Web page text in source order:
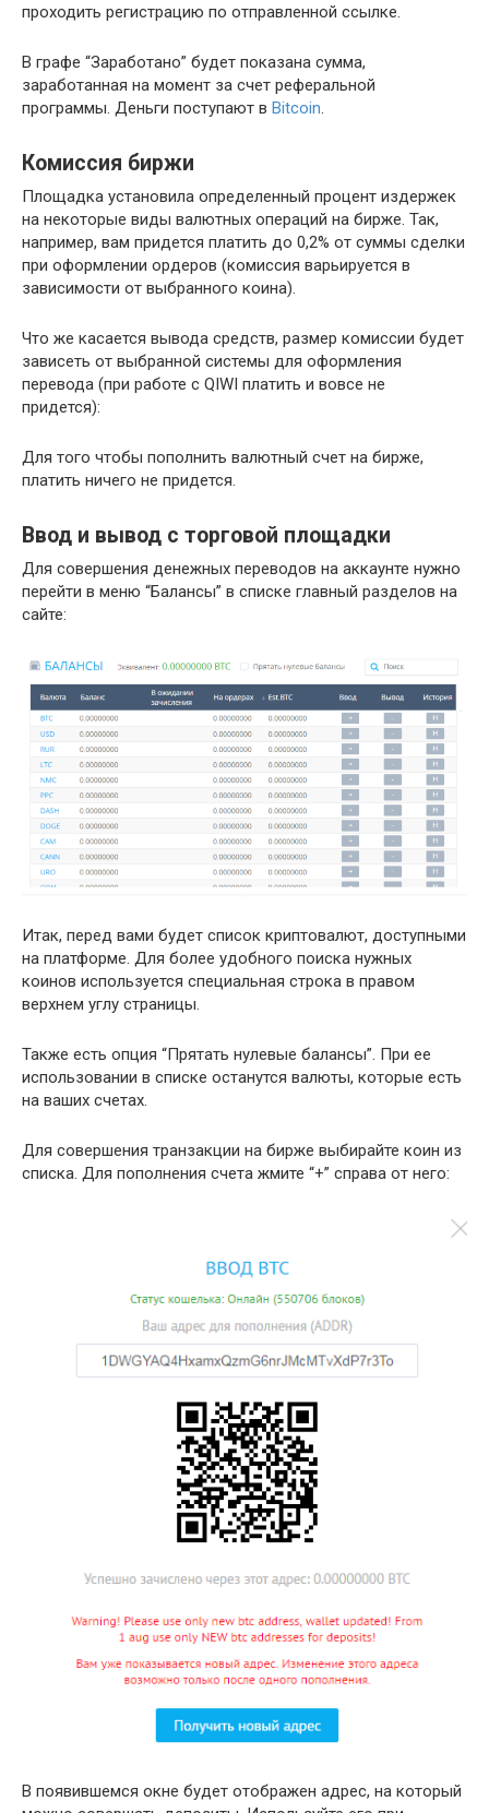
проходить регистрацию по отправленной ссылке.
В графе “Заработано” будет показана сумма,
заработанная на момент за счет реферальной
программы. Деньги поступают в Bitcoin.
Комиссия биржи
Площадка установила определенный процент издержек
на некоторые виды валютных операций на бирже. Так,
например, вам придется платить до 0,2% от суммы сделки
при оформлении ордеров (комиссия варьируется в
зависимости от выбранного коина).
Что же касается вывода средств, размер комиссии будет
зависеть от выбранной системы для оформления
перевода (при работе с QIWI платить и вовсе не
придется):
Для того чтобы пополнить валютный счет на бирже,
платить ничего не придется.
Ввод и вывод с торговой площадки
Для совершения денежных переводов на аккаунте нужно
перейти в меню “Балансы” в списке главный разделов на
сайте:
Итак, перед вами будет список криптовалют, доступными
на платформе. Для более удобного поиска нужных
коинов используется специальная строка в правом
верхнем углу страницы.
Также есть опция “Прятать нулевые балансы”. При ее
использовании в списке останутся валюты, которые есть
на ваших счетах.
Для совершения транзакции на бирже выбирайте коин из
списка. Для пополнения счета жмите “+” справа от него:
В появившемся окне будет отображен адрес, на который